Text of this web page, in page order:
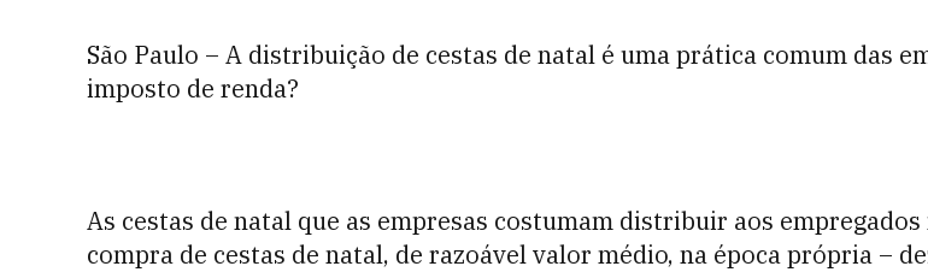
São Paulo – A distribuição de cestas de natal é uma prática comum das
imposto de renda?
As cestas de natal que as empresas costumam distribuir aos
compra de cestas de natal, de razoável valor médio, na época própria –